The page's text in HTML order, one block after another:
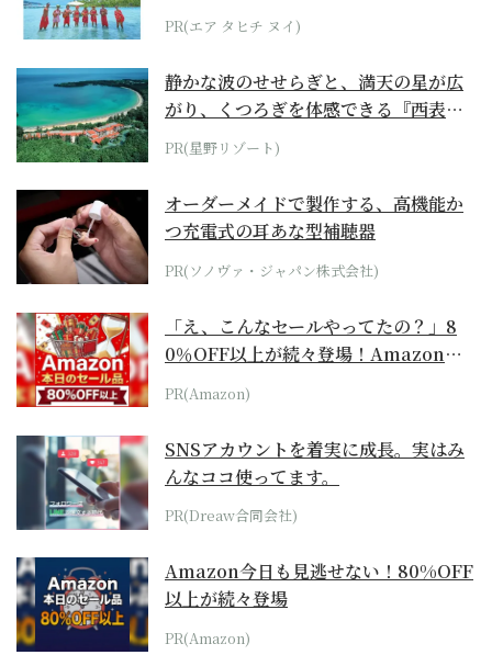
らみえてくる...
PR(エア タヒチ ヌイ)
静かな波のせせらぎと、満天の星が広
がり、くつろぎを体感できる『西表島
ホテル by...
PR(星野リゾート)
オーダーメイドで製作する、高機能か
つ充電式の耳あな型補聴器
PR(ソノヴァ・ジャパン株式会社)
「え、こんなセールやってたの？」8
0％OFF以上が続々登場！Amazonの
本気が...
PR(Amazon)
SNSアカウントを着実に成長。実はみ
んなココ使ってます。
PR(Dreaw合同会社)
Amazon今日も見逃せない！80%OFF
以上が続々登場
PR(Amazon)